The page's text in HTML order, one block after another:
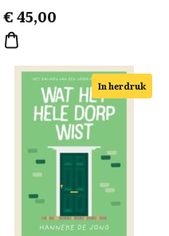
€45,00
In herdruk